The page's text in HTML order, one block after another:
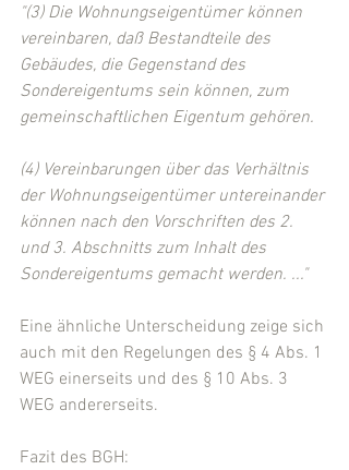
"(3) Die Wohnungseigentümer können
vereinbaren, daß Bestandteile des
Gebäudes, die Gegenstand des
Sondereigentums sein können, zum
gemeinschaftlichen Eigentum gehören.
(4) Vereinbarungen über das Verhältnis
der Wohnungseigentümer untereinander
können nach den Vorschriften des 2.
und 3. Abschnitts zum Inhalt des
Sondereigentums gemacht werden. ..."
Eine ähnliche Unterscheidung zeige sich
auch mit den Regelungen des § 4 Abs. 1
WEG einerseits und des § 10 Abs. 3
WEG andererseits.
Fazit des BGH: